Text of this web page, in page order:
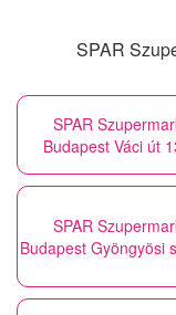
SPAR
SPAR
Budapest Váci út
SPAR
Budapest Gyöngyösi